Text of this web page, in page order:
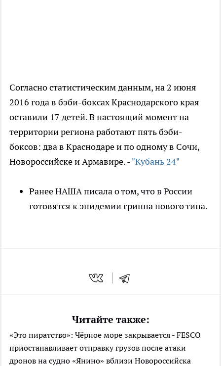
Согласно статистическим данным, на 2 июня
2016 года в бэби-боксах Краснодарского края
оставили 17 детей. В настоящий момент на
территории региона работают пять бэби-
боксов: два в Краснодаре и по одному в Сочи,
Новороссийске и Армавире. -"Кубань 24"
Ранее НАША писала о том, что в России
готовятся к эпидемии гриппа нового типа.
Читайте также:
«Это пиратство»: Чёрное море закрывается - FESCO
приостанавливает отправку грузов после атаки
дронов на судно «Янино» вблизи Новороссийска